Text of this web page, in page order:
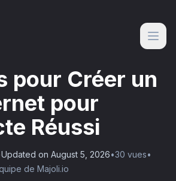
pour Créer un
pour
Réussi
Updated on August 5, 2026•30 vues•
de Majoli.io